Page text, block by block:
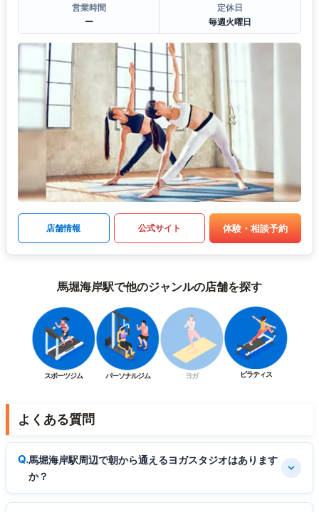
営業時間
ー
定休日
毎週火曜日
店舗情報 公式サイト 体験・相談予約
馬堀海岸駅で他のジャンルの店舗を探す
スポーツジム パーソナルジム ヨガ ピラティス
よくある質問
馬堀海岸駅周辺で朝から通えるヨガスタジオはあります
か？